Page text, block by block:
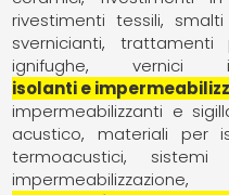
rivestimenti tessili
svernicianti
trattamenti
ignifughe
vernici
isolanti e
impermeabilizzanti e
acustico
materiali per
termoacustici
sistemi
impermeabilizzazione